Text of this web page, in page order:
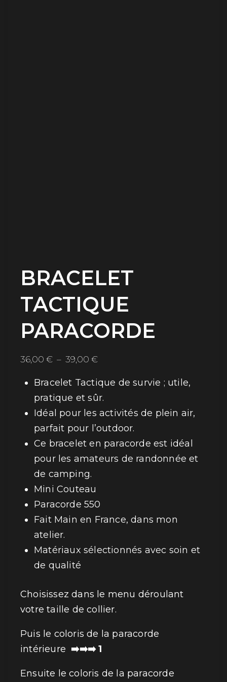
BRACELET
TACTIQUE
PARACORDE
36,00 € – 39,00 €Plage
prix :
36,00 €
à
39,00 €
Bracelet Tactique de survie ; utile,
pratique et sûr.
Idéal pour les activités de plein air,
parfait pour l’outdoor.
Ce bracelet en paracorde est idéal
pour les amateurs de randonnée et
de camping.
Mini Couteau
Paracorde 550
Fait Main en France, dans mon
atelier.
Matériaux sélectionnés avec soin et
de qualité
Choisissez dans le menu déroulant
votre taille de collier.
Puis le coloris de la paracorde
intérieure ➡️➡️➡️ 1
Ensuite le coloris de la paracorde